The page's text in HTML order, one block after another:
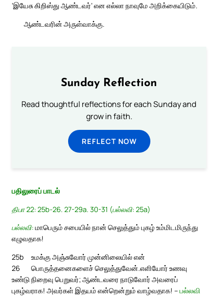
‘இயேசு கிறிஸ்து ஆண்டவர்’ என எல்லா நாவுமே அறிக்கையிடும்.
ஆண்டவரின் அருள்வாக்கு.
Sunday Reflection
Read thoughtful reflections for each Sunday and
grow in faith.
REFLECT NOW
பதிலுரைப் பாடல்
திபா 22: 25b-26. 27-29a. 30-31 (பல்லவி: 25a)
பல்லவி: மாபெரும் சபையில் நான் செலுத்தும் புகழ் உம்மிடமிருந்து
எழுவதாக!
25b
உமக்கு அஞ்சுவோர் முன்னிலையில் என்
பொருத்தனைகளைச் செலுத்துவேன்.
26
எளியோர் உணவு
உண்டு நிறைவு பெறுவர்; ஆண்டவரை நாடுவோர் அவரைப்
புகழ்வராக! அவர்கள் இதயம் என்றென்றும் வாழ்வதாக! – பல்லவி